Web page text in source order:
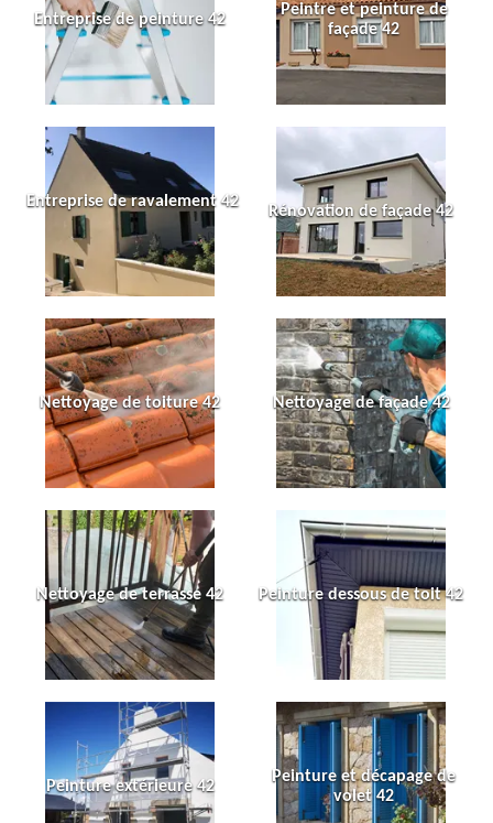
Entreprise de peinture 42
Peintre et peinture de
façade 42
Entreprise de ravalement 42
Rénovation de façade 42
Nettoyage de toiture 42 Nettoyage de façade 42
Nettoyage de terrasse 42 Peinture dessous de toit 42
Peinture extérieure 42
Peinture et décapage de
volet 42